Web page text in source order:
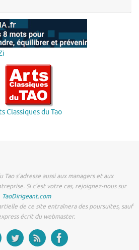
Classiques du Tao
Tao s'adresse aussi aux managers et aux
Si c'est votre cas, rejoignez-nous sur
TaoDirigeant.com
de ce site entraînera des poursuites, sauf
écrit du webmaster.